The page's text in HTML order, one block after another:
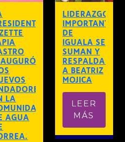
LA
AGUA
LIDERAZGOS
IMPORTANTES
DE
IGUALA SE
SUMAN Y
RESPALDAN
A BEATRIZ
MOJICA
LEER
MÁS